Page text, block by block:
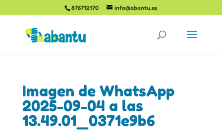
876712170 info@abantu.es
Imagen de WhatsApp
2025-09-04 a las
13.49.01_0371e9b6